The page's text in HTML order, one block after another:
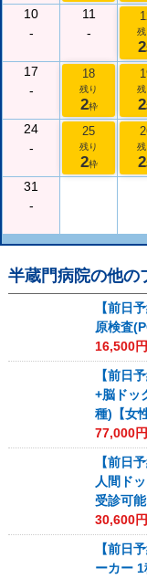
10
-
11
-
残
2
17
-
18
残り
2枠
残
2
24
-
25
残り
2枠
残
2
31
-
半蔵門病院の他の
【前日
原検査
16,500
【前日
+脳ドッ
種)【女
77,000
【前日
人間ド
受診可能
30,600
【前日
ーカー 1